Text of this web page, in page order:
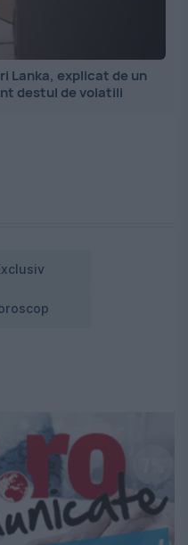
Lanka, explicat de un
destul de volatili